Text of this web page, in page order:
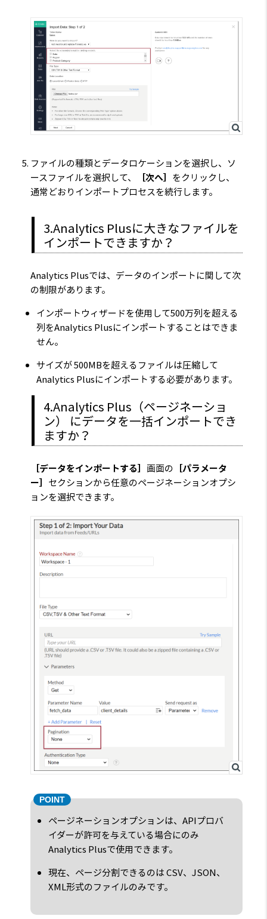
ファイルの種類とデータロケーションを選択し、ソ
ースファイルを選択して、
［次へ］ をクリックし、
通常どおりインポートプロセスを続行します。
3.Analytics Plusに大きなファイルを
インポートできますか？
Analytics Plusでは、データのインポートに関して次
の制限があります。
インポートウィザードを使用して500万列を超える
列をAnalytics Plusにインポートすることはできま
せん。
サイズが 500MBを超えるファイルは圧縮して
Analytics Plusにインポートする必要があります。
4.Analytics Plus（ページネーショ
ン） にデータを一括インポートでき
ますか？
［データをインポートする］ 画面の ［パラメータ
ー］ セクションから任意のページネーションオプシ
ョンを選択できます。
ページネーションオプションは、APIプロバ
イダーが許可を与えている場合にのみ
Analytics Plusで使用できます。
現在、ページ分割できるのは CSV、JSON、
XML形式のファイルのみです。